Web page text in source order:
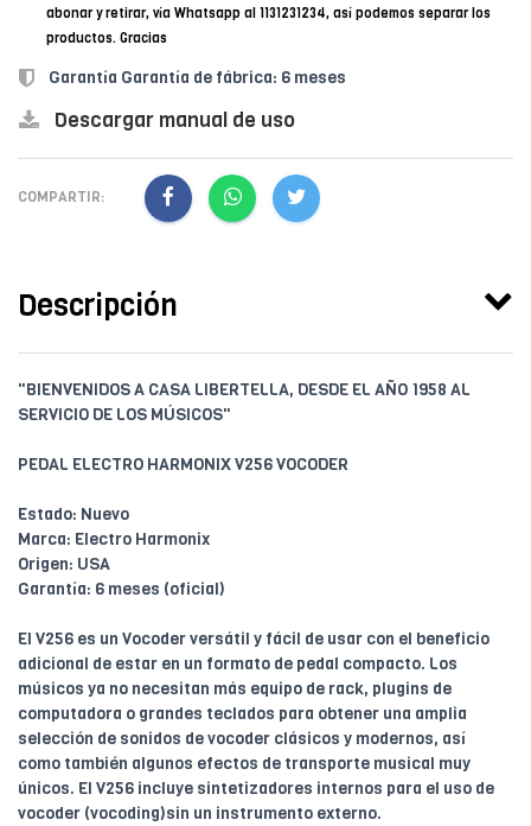
abonar y retirar, vía Whatsapp al 1131231234, así podemos separar los
productos. Gracias
Garantía Garantía de fábrica: 6 meses
Descargar manual de uso
COMPARTIR:
Descripción
"BIENVENIDOS A CASA LIBERTELLA, DESDE EL AÑO 1958 AL
SERVICIO DE LOS MÚSICOS"
PEDAL ELECTRO HARMONIX V256 VOCODER
Estado: Nuevo
Marca: Electro Harmonix
Origen: USA
Garantía: 6 meses (oficial)
El V256 es un Vocoder versátil y fácil de usar con el beneficio
adicional de estar en un formato de pedal compacto. Los
músicos ya no necesitan más equipo de rack, plugins de
computadora o grandes teclados para obtener una amplia
selección de sonidos de vocoder clásicos y modernos, así
como también algunos efectos de transporte musical muy
únicos. El V256 incluye sintetizadores internos para el uso de
vocoder (vocoding)sin un instrumento externo.